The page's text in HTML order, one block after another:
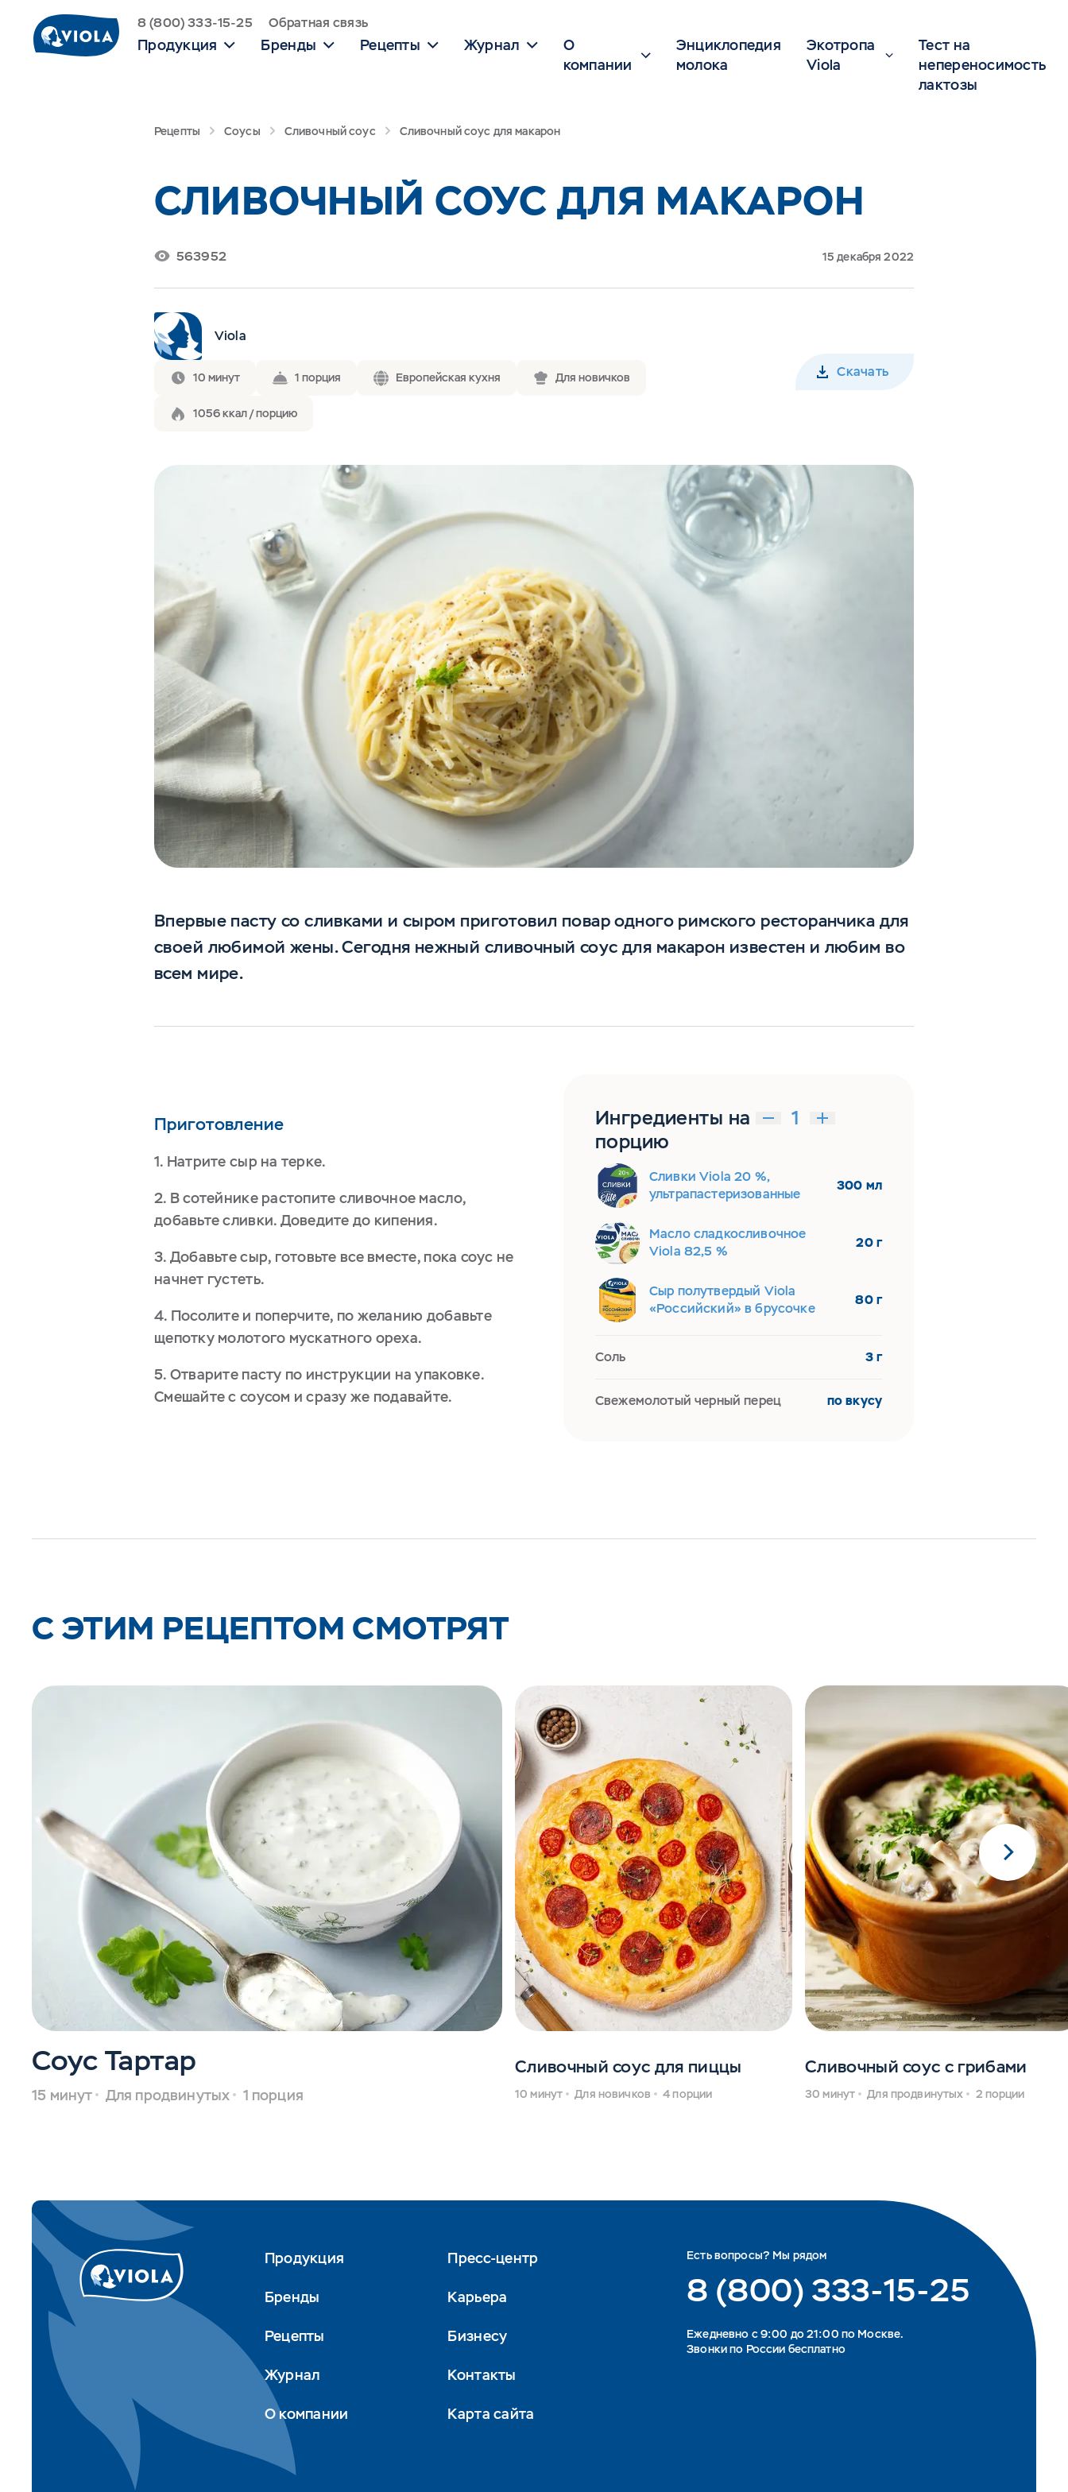
8 (800) 333-15-25 Обратная связь
Продукция Бренды Рецепты Журнал
О
компании
Энциклопедия
молока
Экотропа
Viola
Тест на
непереносимость
лактозы
Рецепты Соусы Сливочный соус Сливочный соус для макарон
СЛИВОЧНЫЙ СОУС ДЛЯ МАКАРОН
563952 15 декабря 2022
Viola
10 минут 1 порция Европейская кухня Для новичков
1056 ккал / порцию
Скачать
Впервые пасту со сливками и сыром приготовил повар одного римского ресторанчика для
своей любимой жены. Сегодня нежный сливочный соус для макарон известен и любим во
всем мире.
Приготовление
1. Натрите сыр на терке.
2. В сотейнике растопите сливочное масло,
добавьте сливки. Доведите до кипения.
3. Добавьте сыр, готовьте все вместе, пока соус не
начнет густеть.
4. Посолите и поперчите, по желанию добавьте
щепотку молотого мускатного ореха.
5. Отварите пасту по инструкции на упаковке.
Смешайте с соусом и сразу же подавайте.
Ингредиенты на
порцию
Сливки Viola 20 %,
ультрапастеризованные
300 мл
Масло сладкосливочное
Viola 82,5 %
20 г
Сыр полутвердый Viola
«Российский» в брусочке
80 г
Соль 3 г
Свежемолотый черный перец по вкусу
C ЭТИМ РЕЦЕПТОМ СМОТРЯТ
Соус Тартар
15 минут Для продвинутых 1 порция
Сливочный соус для пиццы
10 минут Для новичков 4 порции
Сливочный соус с грибами
30 минут Для продвинутых 2 порции
Продукция
Бренды
Рецепты
Журнал
О компании
Пресс-центр
Карьера
Бизнесу
Контакты
Карта сайта
Есть вопросы? Мы рядом
8 (800) 333-15-25
Eжедневно с 9:00 до 21:00 по Москве.
Звонки по России бесплатно